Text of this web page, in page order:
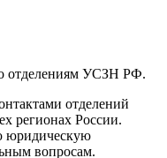
отделениям УСЗН РФ.
отделений
регионах России.
юридическую
вопросам.